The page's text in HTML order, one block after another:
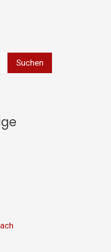
Suchen